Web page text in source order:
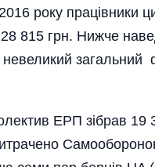
року працівники
28 815 грн. Нижче
загальний
ЕРП зібрав 19